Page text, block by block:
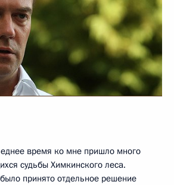
время ко мне пришло много
судьбы Химкинского леса.
принято отдельное решение